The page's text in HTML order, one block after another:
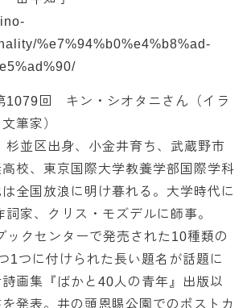
%e7%94%b0%e4%b8%ad-
回 キン・シオタニさん（イラ
筆家）
杉並区出身、小金井育ち、武蔵野市
校、東京国際大学教養学部国際学科
全国放浪に明け暮れる。大学時代に
家、クリス・モズデルに師事。
ックセンターで発売された10種類の
1つに付けられた長い題名が話題に
画集『ばかと40人の青年』出版以
発表。井の頭恩賜公園でのポストカ